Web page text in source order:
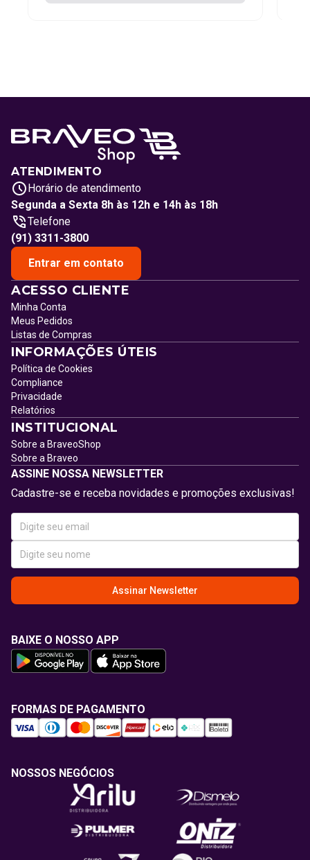
ATENDIMENTO
Horário de atendimento
Segunda a Sexta 8h às 12h e 14h às 18h
Telefone
(91) 3311-3800
Entrar em contato
ACESSO CLIENTE
Minha Conta
Meus Pedidos
Listas de Compras
INFORMAÇÕES ÚTEIS
Política de Cookies
Compliance
Privacidade
Relatórios
INSTITUCIONAL
Sobre a BraveoShop
Sobre a Braveo
ASSINE NOSSA NEWSLETTER
Cadastre-se e receba novidades e promoções exclusivas!
Assinar Newsletter
BAIXE O NOSSO APP
FORMAS DE PAGAMENTO
NOSSOS NEGÓCIOS